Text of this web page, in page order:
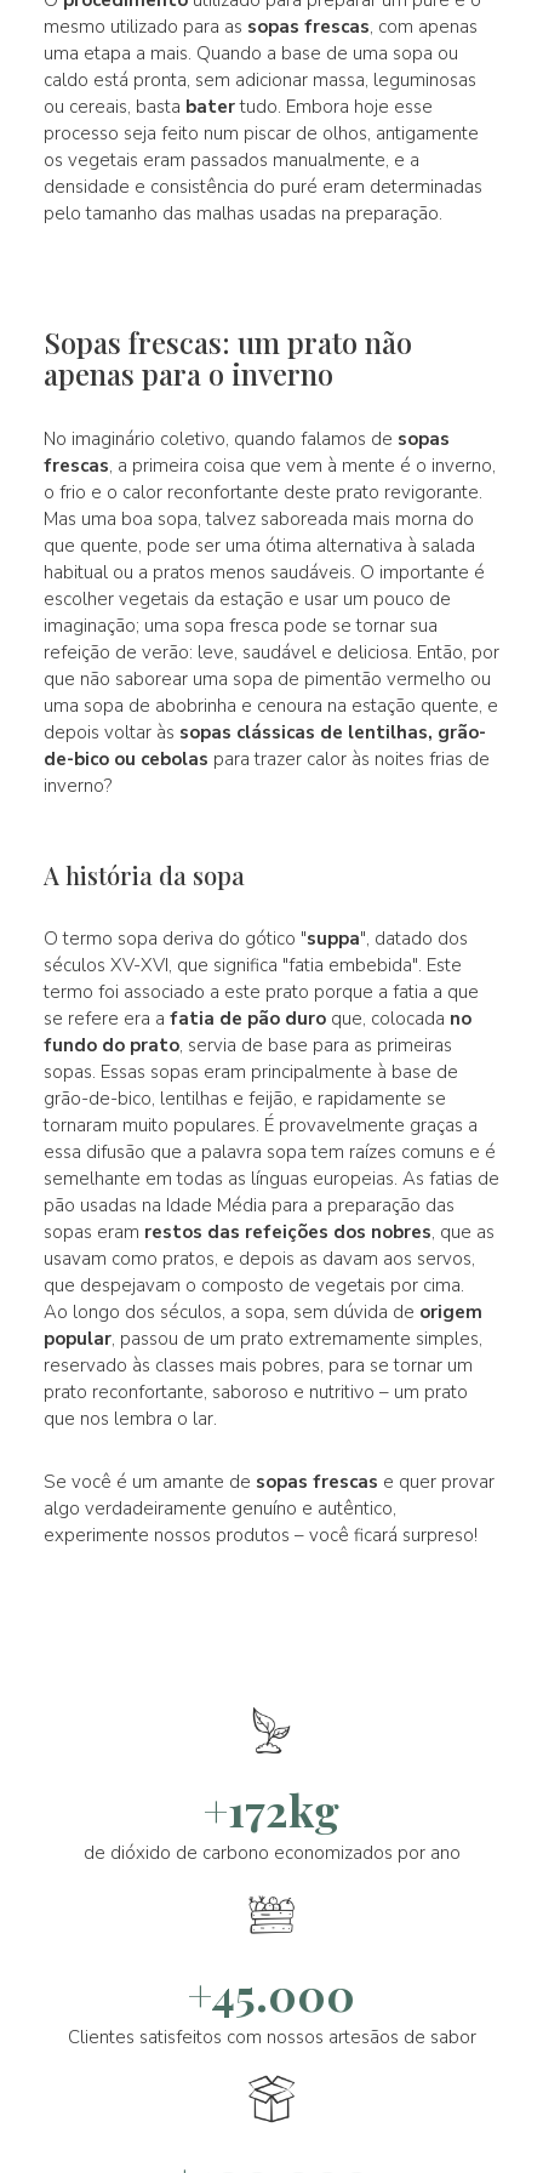
mesmo utilizado para as sopas frescas, com apenas
uma etapa a mais. Quando a base de uma sopa ou
caldo está pronta, sem adicionar massa, leguminosas
ou cereais, basta batertudo. Embora hoje esse
processo seja feito num piscar de olhos, antigamente
os vegetais eram passados manualmente, e a
densidade e consistência do puré eram determinadas
pelo tamanho das malhas usadas na preparação.
Sopas frescas: um prato não
apenas para o inverno
No imaginário coletivo, quando falamos de sopas
frescas, a primeira coisa que vem à mente é o inverno,
o frio e o calor reconfortante deste prato revigorante.
Mas uma boa sopa, talvez saboreada mais morna do
que quente, pode ser uma ótima alternativa à salada
habitual ou a pratos menos saudáveis. O importante é
escolher vegetais da estação e usar um pouco de
imaginação; uma sopa fresca pode se tornar sua
refeição de verão: leve, saudável e deliciosa. Então, por
que não saborear uma sopa de pimentão vermelho ou
uma sopa de abobrinha e cenoura na estação quente, e
depois voltar às sopas clássicas de lentilhas, grão-
de-bico ou cebolas para trazer calor às noites frias de
inverno?
A história da sopa
O termo sopa deriva do gótico "suppa", datado dos
séculos XV-XVI, que significa "fatia embebida". Este
termo foi associado a este prato porque a fatia a que
se refere era a fatia de pão duroque, colocada no
fundo do prato, servia de base para as primeiras
sopas. Essas sopas eram principalmente à base de
grão-de-bico, lentilhas e feijão, e rapidamente se
tornaram muito populares. É provavelmente graças a
essa difusão que a palavra sopa tem raízes comuns e é
semelhante em todas as línguas europeias. As fatias de
pão usadas na Idade Média para a preparação das
sopas eram restos das refeições dos nobres, que as
usavam como pratos, e depois as davam aos servos,
que despejavam o composto de vegetais por cima.
Ao longo dos séculos, a sopa, sem dúvida de origem
popular, passou de um prato extremamente simples,
reservado às classes mais pobres, para se tornar um
prato reconfortante, saboroso e nutritivo – um prato
que nos lembra o lar.
Se você é um amante de sopas frescas e quer provar
algo verdadeiramente genuíno e autêntico,
experimente nossos produtos – você ficará surpreso!
+172kg
de dióxido de carbono economizados por ano
+45.000
Clientes satisfeitos com nossos artesãos de sabor